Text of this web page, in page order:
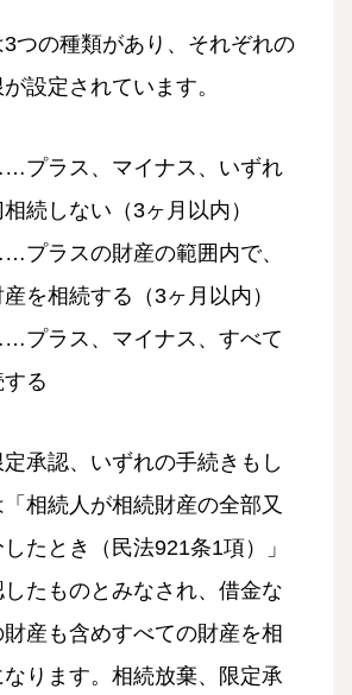
つの種類があり、それぞれの
設定されています。
ラス、マイナス、いずれ
続しない（3ヶ月以内）
ラスの財産の範囲内で、
を相続する（3ヶ月以内）
ラス、マイナス、すべて
る
承認、いずれの手続きもし
相続人が相続財産の全部又
たとき（民法921条1項）」
たものとみなされ、借金な
産も含めすべての財産を相
ります。相続放棄、限定承